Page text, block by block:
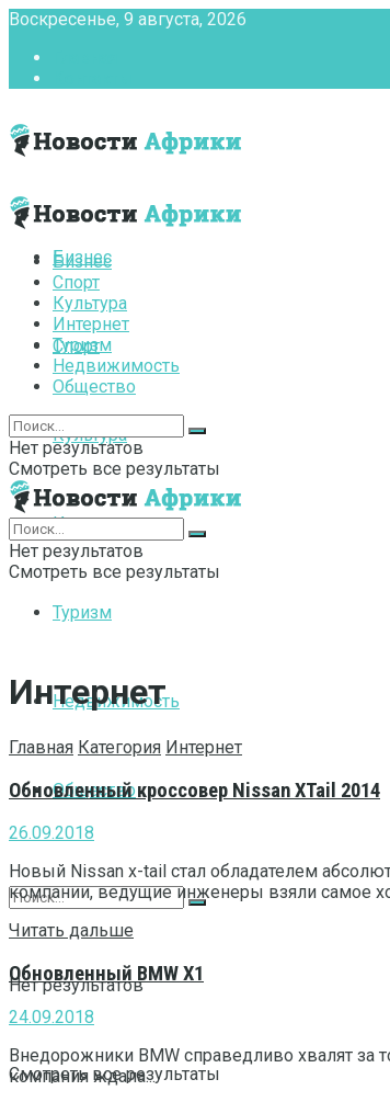
Воскресенье, 9 августа, 2026
Бизнес
Спорт
Культура
Интернет
Туризм
Недвижимость
Общество
Нет результатов
Смотреть все результаты
Бизнес
Спорт
Культура
Интернет
Туризм
Недвижимость
Общество
Нет результатов
Смотреть все результаты
Нет результатов
Смотреть все результаты
Интернет
Главная Категория Интернет
Обновленный кроссовер Nissan XTail 2014
26.09.2018
Новый Nissan x-tail стал обладателем
компании, ведущие инженеры взяли самое
Читать дальше
Обновленный BMW X1
24.09.2018
Внедорожники BMW справедливо хвалят за
компания ждала...